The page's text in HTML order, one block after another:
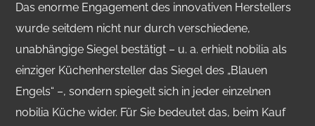
Das enorme Engagement des innovativen Herstellers
wurde seitdem nicht nur durch verschiedene,
unabhängige Siegel bestätigt – u. a. erhielt nobilia als
einziger Küchenhersteller das Siegel des „Blauen
Engels“ –, sondern spiegelt sich in jeder einzelnen
nobilia Küche wider. Für Sie bedeutet das, beim Kauf